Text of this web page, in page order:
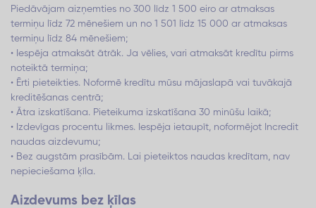
Piedāvājam aizņemties no 300 līdz 1 500 eiro ar atmaksas
termiņu līdz 72 mēnešiem un no 1 501 līdz 15 000 ar atmaksas
termiņu līdz 84 mēnešiem;
• Iespēja atmaksāt ātrāk. Ja vēlies, vari atmaksāt kredītu pirms
noteiktā termiņa;
• Ērti pieteikties. Noformē kredītu mūsu mājaslapā vai tuvākajā
kreditēšanas centrā;
• Ātra izskatīšana. Pieteikuma izskatīšana 30 minūšu laikā;
• Izdevīgas procentu likmes. Iespēja ietaupīt, noformējot Incredit
naudas aizdevumu;
• Bez augstām prasībām. Lai pieteiktos naudas kredītam, nav
nepieciešama ķīla.
Aizdevums bez ķīlas